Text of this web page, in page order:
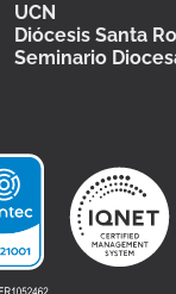
UCN
Diócesis Santa
Seminario